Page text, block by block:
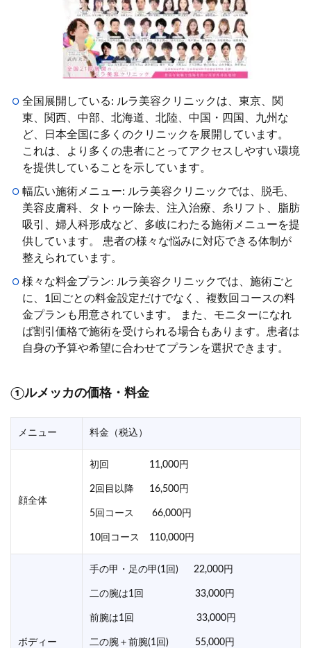
全国展開している: ルラ美容クリニックは、東京、関
東、関西、中部、北海道、北陸、中国・四国、九州な
ど、日本全国に多くのクリニックを展開しています。
これは、より多くの患者にとってアクセスしやすい環境
を提供していることを示しています。
幅広い施術メニュー: ルラ美容クリニックでは、脱毛、
美容皮膚科、タトゥー除去、注入治療、糸リフト、脂肪
吸引、婦人科形成など、多岐にわたる施術メニューを提
供しています。 患者の様々な悩みに対応できる体制が
整えられています。
様々な料金プラン: ルラ美容クリニックでは、施術ごと
に、1回ごとの料金設定だけでなく、複数回コースの料
金プランも用意されています。 また、モニターになれ
ば割引価格で施術を受けられる場合もあります。患者は
自身の予算や希望に合わせてプランを選択できます。
①ルメッカの価格・料金
メニュー 料金（税込）
顔全体
初回 11,000円
2回目以降 16,500円
5回コース 66,000円
10回コース 110,000円
ボディー
手の甲・足の甲(1回) 22,000円
二の腕は1回 33,000円
前腕は1回 33,000円
二の腕＋前腕(1回) 55,000円